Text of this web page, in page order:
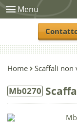
Menu
Mb0270
Home Scaffali non